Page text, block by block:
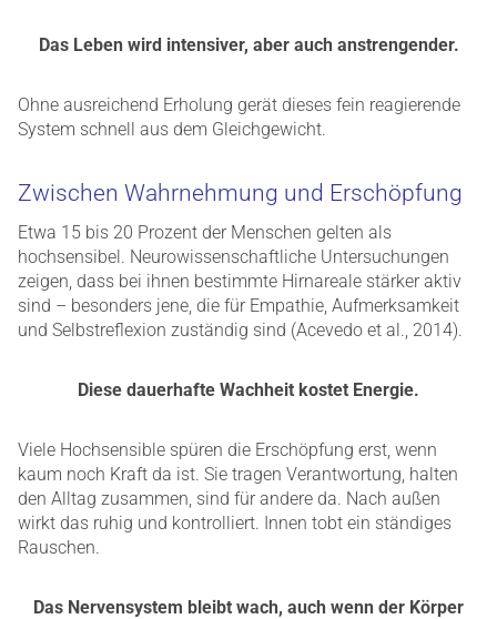
Das Leben wird intensiver, aber auch anstrengender.
Ohne ausreichend Erholung gerät dieses fein reagierende
System schnell aus dem Gleichgewicht.
Zwischen Wahrnehmung und Erschöpfung
Etwa 15 bis 20 Prozent der Menschen gelten als
hochsensibel. Neurowissenschaftliche Untersuchungen
zeigen, dass bei ihnen bestimmte Hirnareale stärker aktiv
sind – besonders jene, die für Empathie, Aufmerksamkeit
und Selbstreflexion zuständig sind (Acevedo et al., 2014).
Diese dauerhafte Wachheit kostet Energie.
Viele Hochsensible spüren die Erschöpfung erst, wenn
kaum noch Kraft da ist. Sie tragen Verantwortung, halten
den Alltag zusammen, sind für andere da. Nach außen
wirkt das ruhig und kontrolliert. Innen tobt ein ständiges
Rauschen.
Das Nervensystem bleibt wach, auch wenn der Körper